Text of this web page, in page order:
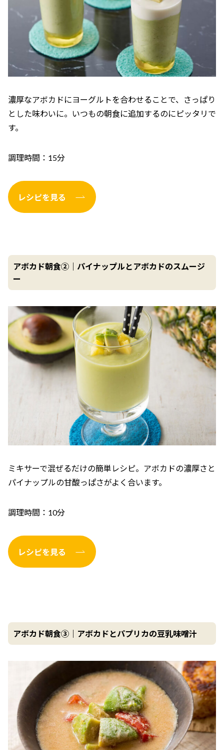
濃厚なアボカドにヨーグルトを合わせることで、さっぱり
とした味わいに。いつもの朝食に追加するのにピッタリで
す。
調理時間：15分
レシピを見る
アボカド朝食②｜パイナップルとアボカドのスムージ
ー
ミキサーで混ぜるだけの簡単レシピ。アボカドの濃厚さと
パイナップルの甘酸っぱさがよく合います。
調理時間：10分
レシピを見る
アボカド朝食③｜アボカドとパプリカの豆乳味噌汁